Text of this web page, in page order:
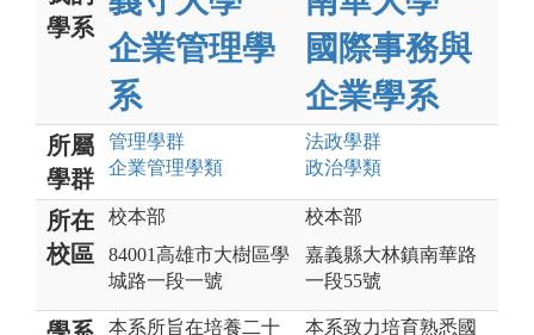
學系
企業管理學
系
國際事務與
企業學系
所屬
學群
管理學群
企業管理學類
法政學群
政治學類
所在
校區
校本部
84001高雄市大樹區學
城路一段一號
校本部
嘉義縣大林鎮南華路
一段55號
本系所旨在培養二十
本系致力培育熟悉國